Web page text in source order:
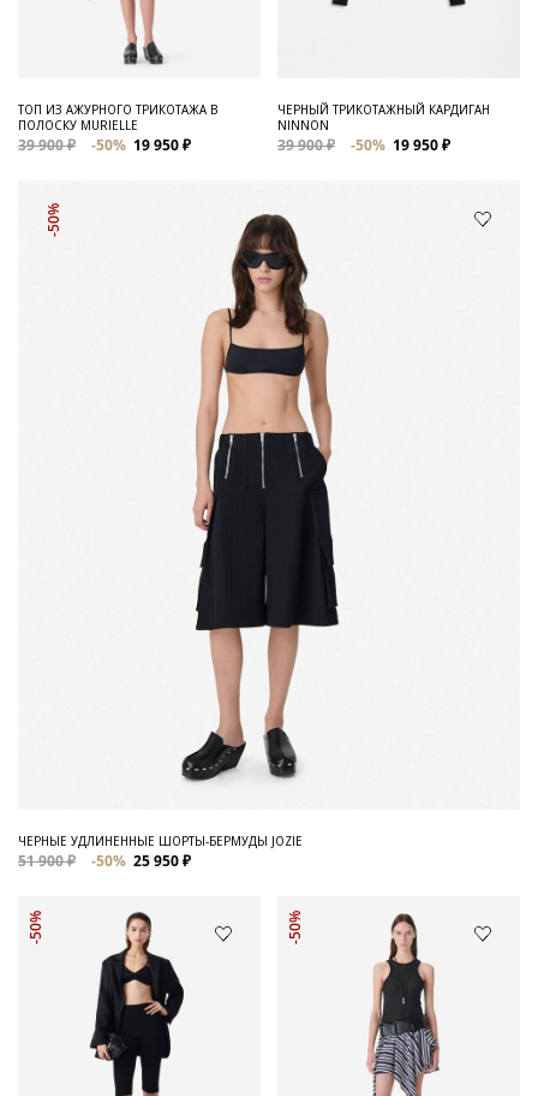
ТОП ИЗ АЖУРНОГО ТРИКОТАЖА В
ПОЛОСКУ MURIELLE
39 900 ₽ -50% 19 950 ₽
ЧЕРНЫЙ ТРИКОТАЖНЫЙ КАРДИГАН
NINNON
39 900 ₽ -50% 19 950 ₽
-50%
ЧЕРНЫЕ УДЛИНЕННЫЕ ШОРТЫ-БЕРМУДЫ JOZIE
51 900 ₽ -50% 25 950 ₽
-50% -50%